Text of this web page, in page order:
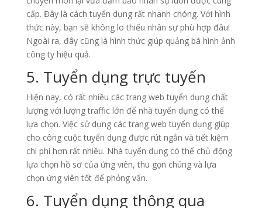
cấp. Đây là cách tuyển dụng rất nhanh chóng. Với hình
thức này, bạn sẽ không lo thiếu nhân sự phù hợp đâu!
Ngoài ra, đây cũng là hình thức giúp quảng bá hình ảnh
công ty hiệu quả.
5. Tuyển dụng trực tuyến
Hiện nay, có rất nhiều các trang web tuyển dụng chất
lượng với lượng traffic lớn để nhà tuyển dụng có thể
lựa chọn. Việc sử dụng các trang web tuyển dụng giúp
cho công cuộc tuyển dụng được rút ngắn và tiết kiệm
chi phí hơn rất nhiều. Nhà tuyển dụng có thể chủ động
lựa chọn hồ sơ của ứng viên, thu gọn chúng và lựa
chọn ứng viên tốt để phỏng vấn.
6. Tuyển dụng thông qua